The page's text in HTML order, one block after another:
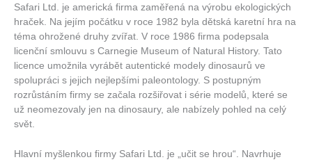
Safari Ltd. je americká firma zaměřená na výrobu ekologických
hraček. Na jejím počátku v roce 1982 byla dětská karetní hra na
téma ohrožené druhy zvířat. V roce 1986 firma podepsala
licenční smlouvu s Carnegie Museum of Natural History. Tato
licence umožnila vyrábět autentické modely dinosaurů ve
spolupráci s jejich nejlepšími paleontology. S postupným
rozrůstáním firmy se začala rozšiřovat i série modelů, které se
už neomezovaly jen na dinosaury, ale nabízely pohled na celý
svět.
Hlavní myšlenkou firmy Safari Ltd. je „učit se hrou“. Navrhuje